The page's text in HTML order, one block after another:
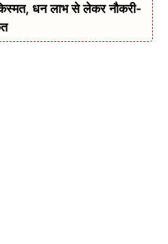
धन लाभ से लेकर नौकरी-